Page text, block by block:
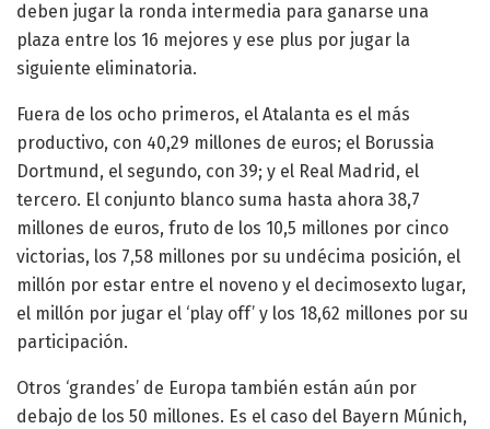
deben jugar la ronda intermedia para ganarse una
plaza entre los 16 mejores y ese plus por jugar la
siguiente eliminatoria.
Fuera de los ocho primeros, el Atalanta es el más
productivo, con 40,29 millones de euros; el Borussia
Dortmund, el segundo, con 39; y el Real Madrid, el
tercero. El conjunto blanco suma hasta ahora 38,7
millones de euros, fruto de los 10,5 millones por cinco
victorias, los 7,58 millones por su undécima posición, el
millón por estar entre el noveno y el decimosexto lugar,
el millón por jugar el ‘play off’ y los 18,62 millones por su
participación.
Otros ‘grandes’ de Europa también están aún por
debajo de los 50 millones. Es el caso del Bayern Múnich,